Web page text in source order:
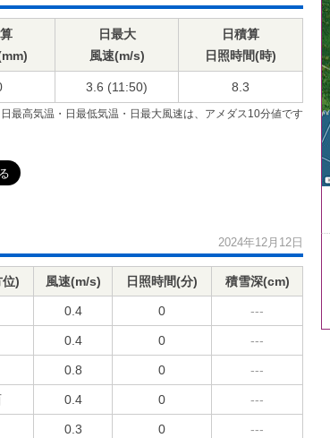
日最大
風速(m/s)
日積算
日照時間(時)
3.6 (11:50) 8.3
最高気温・日最低気温・日最大風速は、アメダス10分値です
2024年12月12日
) 風速(m/s) 日照時間(分) 積雪深(cm)
0.4 0 ---
0.4 0 ---
0.8 0 ---
0.4 0 ---
0.3 0 ---